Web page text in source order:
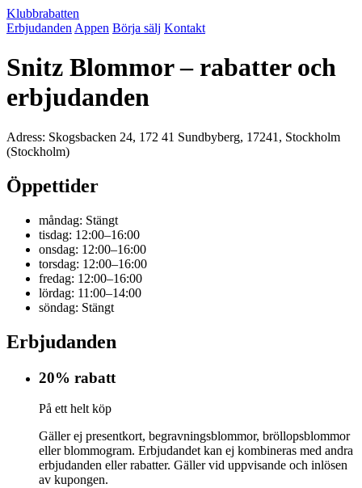
Klubbrabatten
Erbjudanden Appen Börja sälj Kontakt
Snitz Blommor – rabatter och
erbjudanden
Adress: Skogsbacken 24, 172 41 Sundbyberg, 17241, Stockholm
(Stockholm)
Öppettider
måndag: Stängt
tisdag: 12:00–16:00
onsdag: 12:00–16:00
torsdag: 12:00–16:00
fredag: 12:00–16:00
lördag: 11:00–14:00
söndag: Stängt
Erbjudanden
20% rabatt
På ett helt köp
Gäller ej presentkort, begravningsblommor, bröllopsblommor
eller blommogram. Erbjudandet kan ej kombineras med andra
erbjudanden eller rabatter. Gäller vid uppvisande och inlösen
av kupongen.